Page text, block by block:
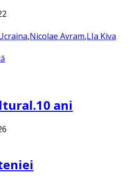
,Nicolae Avram,LIa Kiva
ani